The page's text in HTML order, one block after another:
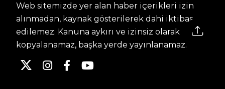
Web sitemizde yer alan haber içerikleri izin
alınmadan, kaynak gösterilerek dahi iktibas
edilemez. Kanuna aykırı ve izinsiz olarak
kopyalanamaz, başka yerde yayınlanamaz.